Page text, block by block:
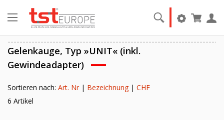
Gelenkauge, Typ »UNIT« (inkl.
Gewindeadapter)
Sortieren nach: Art. Nr| Bezeichnung| CHF
6 Artikel